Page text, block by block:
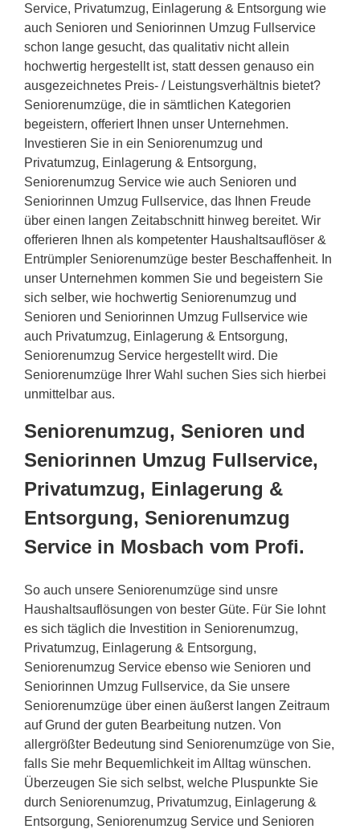
Service, Privatumzug, Einlagerung & Entsorgung wie
auch Senioren und Seniorinnen Umzug Fullservice
schon lange gesucht, das qualitativ nicht allein
hochwertig hergestellt ist, statt dessen genauso ein
ausgezeichnetes Preis- / Leistungsverhältnis bietet?
Seniorenumzüge, die in sämtlichen Kategorien
begeistern, offeriert Ihnen unser Unternehmen.
Investieren Sie in ein Seniorenumzug und
Privatumzug, Einlagerung & Entsorgung,
Seniorenumzug Service wie auch Senioren und
Seniorinnen Umzug Fullservice, das Ihnen Freude
über einen langen Zeitabschnitt hinweg bereitet. Wir
offerieren Ihnen als kompetenter Haushaltsauflöser &
Entrümpler Seniorenumzüge bester Beschaffenheit. In
unser Unternehmen kommen Sie und begeistern Sie
sich selber, wie hochwertig Seniorenumzug und
Senioren und Seniorinnen Umzug Fullservice wie
auch Privatumzug, Einlagerung & Entsorgung,
Seniorenumzug Service hergestellt wird. Die
Seniorenumzüge Ihrer Wahl suchen Sies sich hierbei
unmittelbar aus.
Seniorenumzug, Senioren und
Seniorinnen Umzug Fullservice,
Privatumzug, Einlagerung &
Entsorgung, Seniorenumzug
Service in Mosbach vom Profi.
So auch unsere Seniorenumzüge sind unsre
Haushaltsauflösungen von bester Güte. Für Sie lohnt
es sich täglich die Investition in Seniorenumzug,
Privatumzug, Einlagerung & Entsorgung,
Seniorenumzug Service ebenso wie Senioren und
Seniorinnen Umzug Fullservice, da Sie unsere
Seniorenumzüge über einen äußerst langen Zeitraum
auf Grund der guten Bearbeitung nutzen. Von
allergrößter Bedeutung sind Seniorenumzüge von Sie,
falls Sie mehr Bequemlichkeit im Alltag wünschen.
Überzeugen Sie sich selbst, welche Pluspunkte Sie
durch Seniorenumzug, Privatumzug, Einlagerung &
Entsorgung, Seniorenumzug Service und Senioren